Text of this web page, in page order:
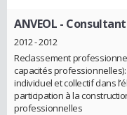
ANVEOL -
2012 - 2012
Reclassement
capacités
individuel et collectif dans
participation à la
professionnelles